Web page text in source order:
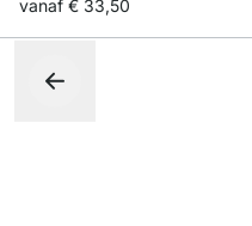
vanaf € 33,50